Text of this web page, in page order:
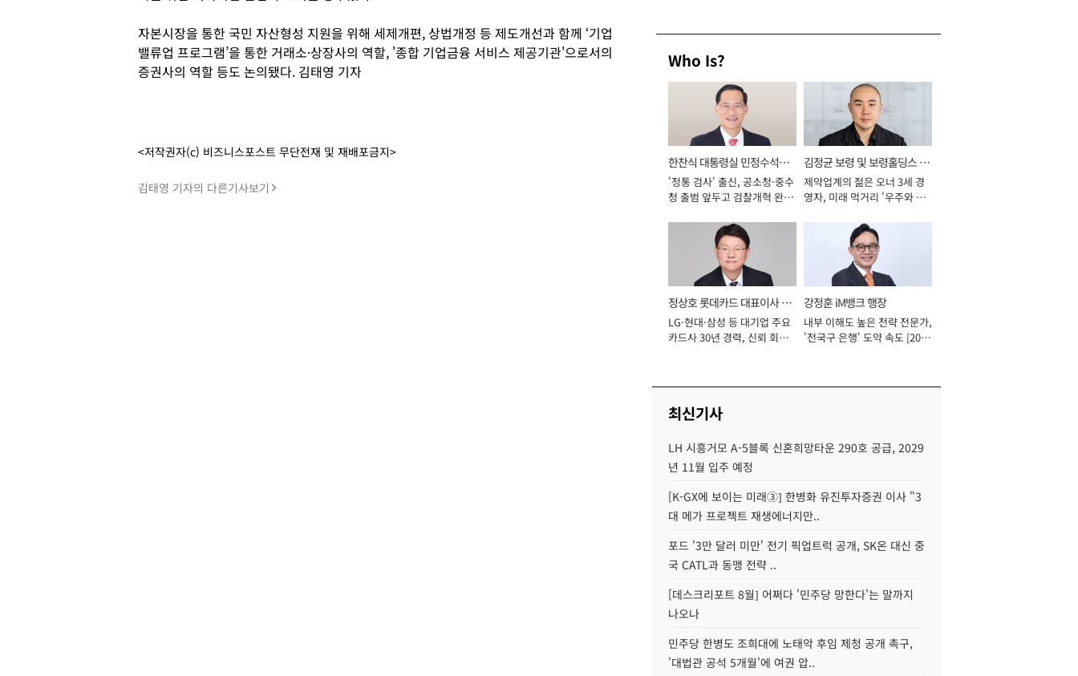
자본시장을 통한 국민 자산형성 지원을 위해 세제개편, 상법개정 등 제도개선과 함께 ‘기업
밸류업 프로그램’을 통한 거래소·상장사의 역할, '종합 기업금융 서비스 제공기관'으로서의
증권사의 역할 등도 논의됐다. 김태영 기자
<저작권자(c) 비즈니스포스트 무단전재 및 재배포금지>
김태영 기자의 다른기사보기
Who Is?
한찬식 대통령실 민정수석비
서관
'정통 검사' 출신, 공소청·중수
청 출범 앞두고 검찰개혁 완수
김정균 보령 및 보령홀딩스 대
표이사 사장
제약업계의 젊은 오너 3세 경
영자, 미래 먹거리 '우주와 헬
정상호 롯데카드 대표이사 사
장
LG·현대·삼성 등 대기업 주요
카드사 30년 경력, 신뢰 회복
강정훈 iM뱅크 행장
내부 이해도 높은 전략 전문가,
'전국구 은행' 도약 속도 [2026
최신기사
LH 시흥거모 A-5블록 신혼희망타운 290호 공급, 2029
년 11월 입주 예정
[K-GX에 보이는 미래③] 한병화 유진투자증권 이사 "3
대 메가 프로젝트 재생에너지만..
포드 '3만 달러 미만' 전기 픽업트럭 공개, SK온 대신 중
국 CATL과 동맹 전략 ..
[데스크리포트 8월] 어쩌다 '민주당 망한다'는 말까지
나오나
민주당 한병도 조희대에 노태악 후임 제청 공개 촉구,
'대법관 공석 5개월'에 여권 압..